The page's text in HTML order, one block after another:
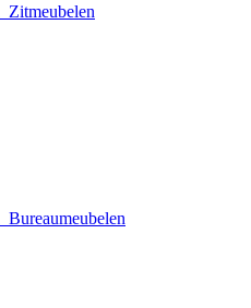
Zitmeubelen
Bureaumeubelen